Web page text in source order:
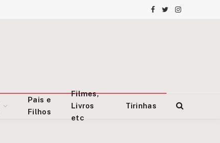
Facebook
TwitterInstagram
Pais e
Filhos
Filmes,
Livros
etc
Tirinhas